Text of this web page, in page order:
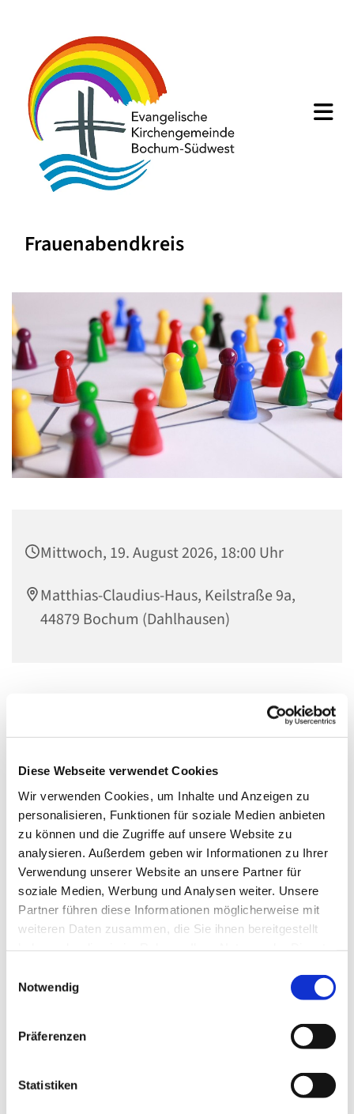
Diese Webseite verwendet Cookies
Wir verwenden Cookies, um Inhalte und Anzeigen zu
personalisieren, Funktionen für soziale Medien anbieten
zu können und die Zugriffe auf unsere Website zu
analysieren. Außerdem geben wir Informationen zu Ihrer
Verwendung unserer Website an unsere Partner für
soziale Medien, Werbung und Analysen weiter. Unsere
Partner führen diese Informationen möglicherweise mit
weiteren Daten zusammen, die Sie ihnen bereitgestellt
Notwendig
Präferenzen
Statistiken
Frauenabendkreis
Mittwoch, 19. August 2026, 18:00 Uhr
Matthias-Claudius-Haus, Keilstraße 9a,
44879 Bochum (Dahlhausen)
Dies könnte Sie auch interessieren